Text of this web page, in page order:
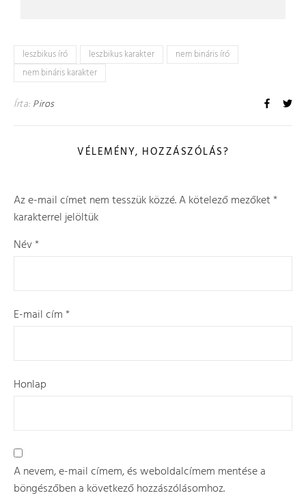
leszbikus író leszbikus karakter
nem bináris író
nem bináris karakter
Írta:Piros
VÉLEMÉNY, HOZZÁSZÓLÁS?
Az e-mail címet nem tesszük közzé.A kötelező mezőket*
karakterrel jelöltük
Név*
E-mail cím*
Honlap
A nevem, e-mail címem, és weboldalcímem mentése a
böngészőben a következő hozzászólásomhoz.